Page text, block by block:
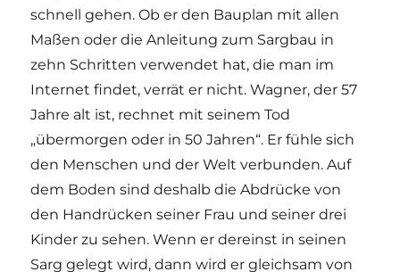
schnell gehen. Ob er den Bauplan mit allen
Maßen oder die Anleitung zum Sargbau in
zehn Schritten verwendet hat, die man im
Internet findet, verrät er nicht. Wagner, der 57
Jahre alt ist, rechnet mit seinem Tod
„übermorgen oder in 50 Jahren“. Er fühle sich
den Menschen und der Welt verbunden. Auf
dem Boden sind deshalb die Abdrücke von
den Handrücken seiner Frau und seiner drei
Kinder zu sehen. Wenn er dereinst in seinen
Sarg gelegt wird, dann wird er gleichsam von